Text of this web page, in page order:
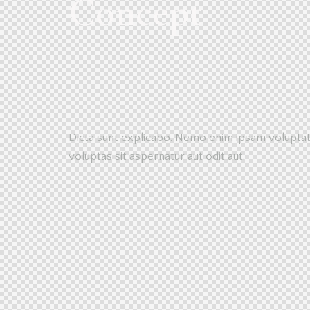
Concept
Dicta sunt explicabo. Nemo enim ipsam
voluptas sit aspernatur aut odit aut.